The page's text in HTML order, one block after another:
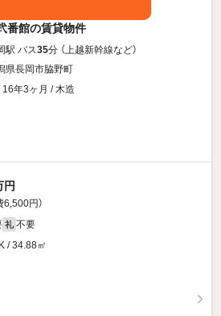
番館の賃貸物件
駅 バス35分 （上越新幹線など）
県長岡市脇野町
16年3ヶ月 / 木造
円
6,500円）
礼 不要
/ 34.88㎡